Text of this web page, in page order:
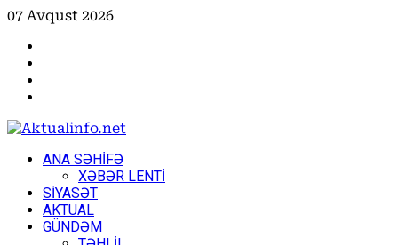
Skip
content
07 Avqust 2026
PrimaryANA SƏHİFƏ
XƏBƏR LENTİ
SİYASƏT
AKTUAL
GÜNDƏM